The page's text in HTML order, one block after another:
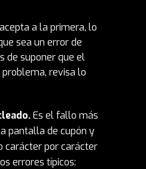
a la primera, lo
sea un error de
de suponer que el
revisa lo
Es el fallo más
pantalla de cupón y
carácter por carácter
errores típicos: